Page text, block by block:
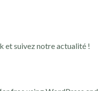
et suivez notre actualité !